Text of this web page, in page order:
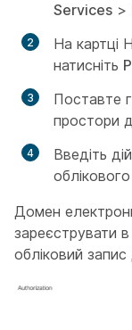
Services >
На картці
натисніть
Поставте
простори
Введіть
Домен
зареєструвати
обліковий